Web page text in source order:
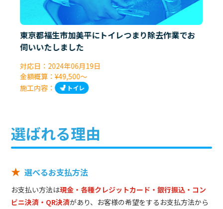
東京都福生市加美平にトイレつまり除去作業でお
伺いいたしました
対応日： 2024年06月19日
金額概算：¥49,500～
施工内容：
トイレ
選ばれる理由
★ 選べるお支払方法
お支払い方法は現金・各種クレジットカード・銀行振込・コン
ビニ決済・QR決済があり、お客様の希望をするお支払方法から